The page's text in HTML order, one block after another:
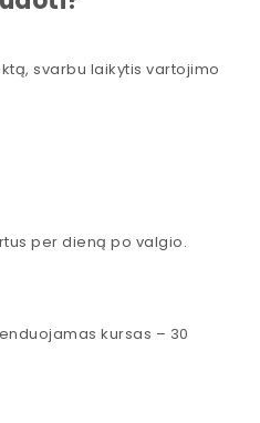
svarbu laikytis vartojimo
per dieną po valgio.
kursas – 30